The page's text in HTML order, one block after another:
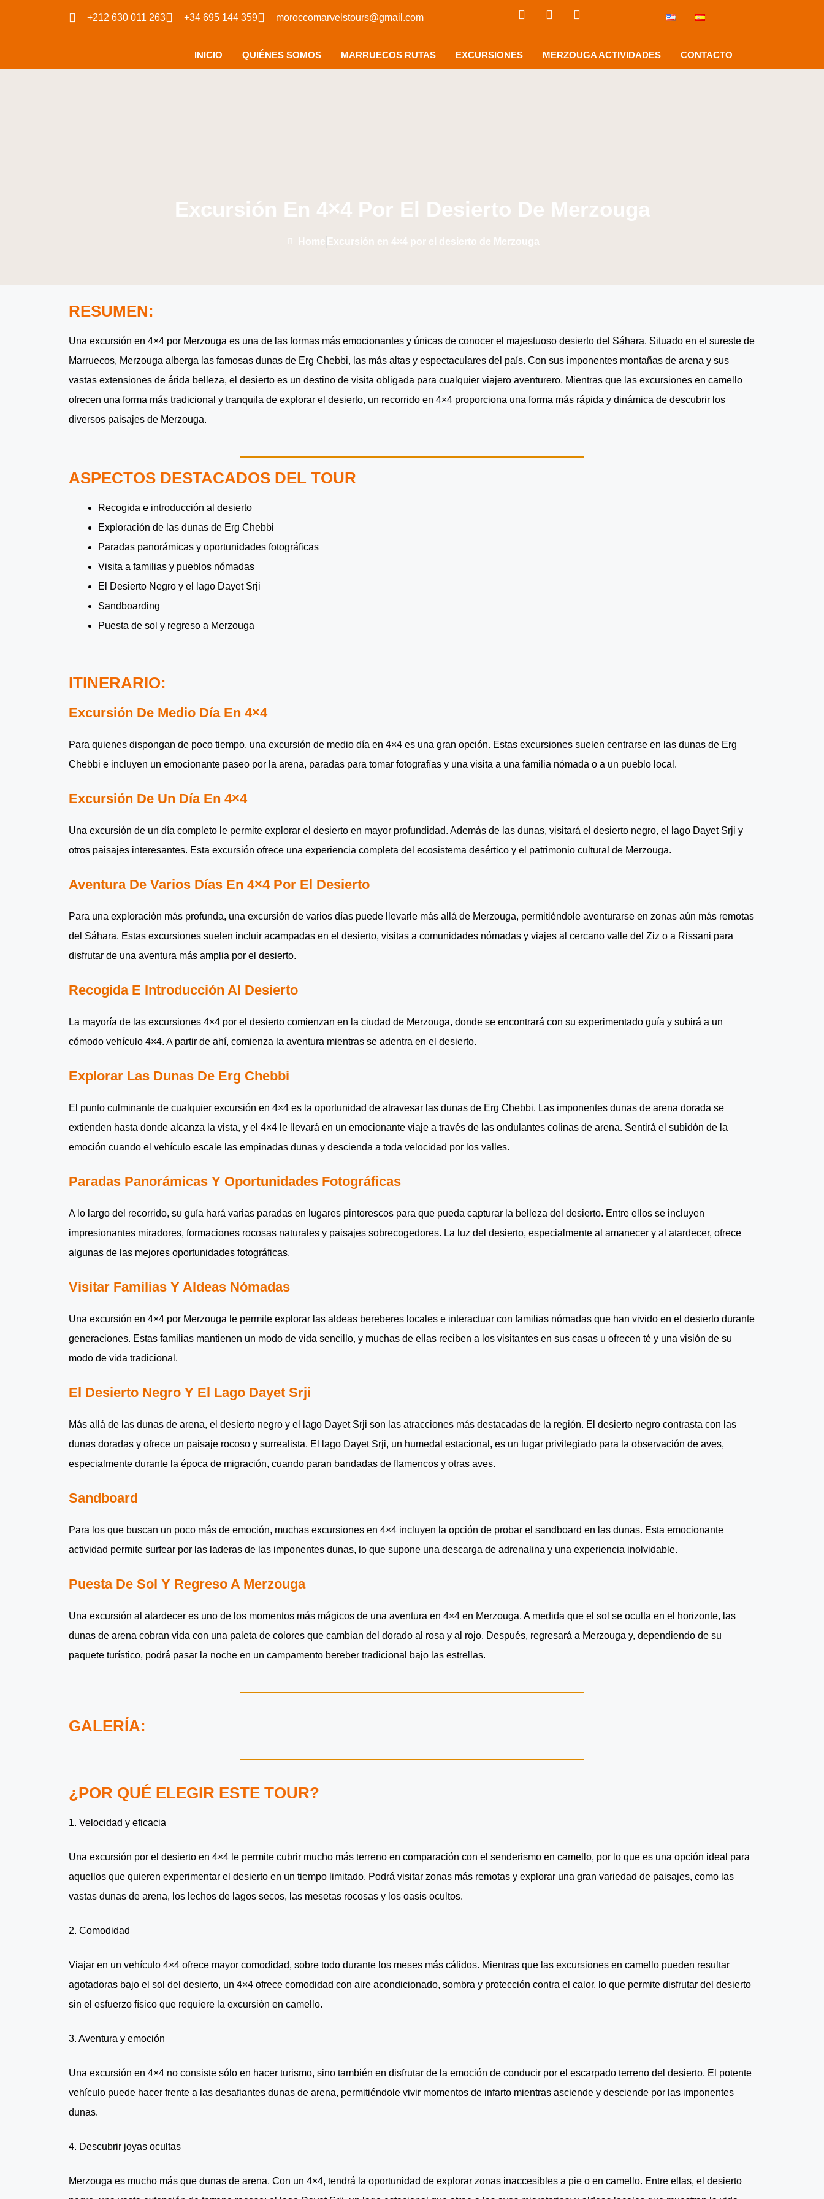
+212 630 011 263 +34 695 144 359 moroccomarvelstours@gmail.com
INICIO QUIÉNES SOMOS MARRUECOS RUTAS EXCURSIONES MERZOUGA ACTIVIDADES CONTACTO
Excursión En 4×4 Por El Desierto De Merzouga
Home Excursión en 4×4 por el desierto de Merzouga
RESUMEN:
Una excursión en 4×4 por Merzouga es una de las formas más emocionantes y únicas de conocer el majestuoso desierto del Sáhara. Situado en el sureste de
Marruecos, Merzouga alberga las famosas dunas de Erg Chebbi, las más altas y espectaculares del país. Con sus imponentes montañas de arena y sus
vastas extensiones de árida belleza, el desierto es un destino de visita obligada para cualquier viajero aventurero. Mientras que las excursiones en camello
ofrecen una forma más tradicional y tranquila de explorar el desierto, un recorrido en 4×4 proporciona una forma más rápida y dinámica de descubrir los
diversos paisajes de Merzouga.
ASPECTOS DESTACADOS DEL TOUR
Recogida e introducción al desierto
Exploración de las dunas de Erg Chebbi
Paradas panorámicas y oportunidades fotográficas
Visita a familias y pueblos nómadas
El Desierto Negro y el lago Dayet Srji
Sandboarding
Puesta de sol y regreso a Merzouga
ITINERARIO:
Excursión De Medio Día En 4×4
Para quienes dispongan de poco tiempo, una excursión de medio día en 4×4 es una gran opción. Estas excursiones suelen centrarse en las dunas de Erg
Chebbi e incluyen un emocionante paseo por la arena, paradas para tomar fotografías y una visita a una familia nómada o a un pueblo local.
Excursión De Un Día En 4×4
Una excursión de un día completo le permite explorar el desierto en mayor profundidad. Además de las dunas, visitará el desierto negro, el lago Dayet Srji y
otros paisajes interesantes. Esta excursión ofrece una experiencia completa del ecosistema desértico y el patrimonio cultural de Merzouga.
Aventura De Varios Días En 4×4 Por El Desierto
Para una exploración más profunda, una excursión de varios días puede llevarle más allá de Merzouga, permitiéndole aventurarse en zonas aún más remotas
del Sáhara. Estas excursiones suelen incluir acampadas en el desierto, visitas a comunidades nómadas y viajes al cercano valle del Ziz o a Rissani para
disfrutar de una aventura más amplia por el desierto.
Recogida E Introducción Al Desierto
La mayoría de las excursiones 4×4 por el desierto comienzan en la ciudad de Merzouga, donde se encontrará con su experimentado guía y subirá a un
cómodo vehículo 4×4. A partir de ahí, comienza la aventura mientras se adentra en el desierto.
Explorar Las Dunas De Erg Chebbi
El punto culminante de cualquier excursión en 4×4 es la oportunidad de atravesar las dunas de Erg Chebbi. Las imponentes dunas de arena dorada se
extienden hasta donde alcanza la vista, y el 4×4 le llevará en un emocionante viaje a través de las ondulantes colinas de arena. Sentirá el subidón de la
emoción cuando el vehículo escale las empinadas dunas y descienda a toda velocidad por los valles.
Paradas Panorámicas Y Oportunidades Fotográficas
A lo largo del recorrido, su guía hará varias paradas en lugares pintorescos para que pueda capturar la belleza del desierto. Entre ellos se incluyen
impresionantes miradores, formaciones rocosas naturales y paisajes sobrecogedores. La luz del desierto, especialmente al amanecer y al atardecer, ofrece
algunas de las mejores oportunidades fotográficas.
Visitar Familias Y Aldeas Nómadas
Una excursión en 4×4 por Merzouga le permite explorar las aldeas bereberes locales e interactuar con familias nómadas que han vivido en el desierto durante
generaciones. Estas familias mantienen un modo de vida sencillo, y muchas de ellas reciben a los visitantes en sus casas u ofrecen té y una visión de su
modo de vida tradicional.
El Desierto Negro Y El Lago Dayet Srji
Más allá de las dunas de arena, el desierto negro y el lago Dayet Srji son las atracciones más destacadas de la región. El desierto negro contrasta con las
dunas doradas y ofrece un paisaje rocoso y surrealista. El lago Dayet Srji, un humedal estacional, es un lugar privilegiado para la observación de aves,
especialmente durante la época de migración, cuando paran bandadas de flamencos y otras aves.
Sandboard
Para los que buscan un poco más de emoción, muchas excursiones en 4×4 incluyen la opción de probar el sandboard en las dunas. Esta emocionante
actividad permite surfear por las laderas de las imponentes dunas, lo que supone una descarga de adrenalina y una experiencia inolvidable.
Puesta De Sol Y Regreso A Merzouga
Una excursión al atardecer es uno de los momentos más mágicos de una aventura en 4×4 en Merzouga. A medida que el sol se oculta en el horizonte, las
dunas de arena cobran vida con una paleta de colores que cambian del dorado al rosa y al rojo. Después, regresará a Merzouga y, dependiendo de su
paquete turístico, podrá pasar la noche en un campamento bereber tradicional bajo las estrellas.
GALERÍA:
¿POR QUÉ ELEGIR ESTE TOUR?
1. Velocidad y eficacia
Una excursión por el desierto en 4×4 le permite cubrir mucho más terreno en comparación con el senderismo en camello, por lo que es una opción ideal para
aquellos que quieren experimentar el desierto en un tiempo limitado. Podrá visitar zonas más remotas y explorar una gran variedad de paisajes, como las
vastas dunas de arena, los lechos de lagos secos, las mesetas rocosas y los oasis ocultos.
2. Comodidad
Viajar en un vehículo 4×4 ofrece mayor comodidad, sobre todo durante los meses más cálidos. Mientras que las excursiones en camello pueden resultar
agotadoras bajo el sol del desierto, un 4×4 ofrece comodidad con aire acondicionado, sombra y protección contra el calor, lo que permite disfrutar del desierto
sin el esfuerzo físico que requiere la excursión en camello.
3. Aventura y emoción
Una excursión en 4×4 no consiste sólo en hacer turismo, sino también en disfrutar de la emoción de conducir por el escarpado terreno del desierto. El potente
vehículo puede hacer frente a las desafiantes dunas de arena, permitiéndole vivir momentos de infarto mientras asciende y desciende por las imponentes
dunas.
4. Descubrir joyas ocultas
Merzouga es mucho más que dunas de arena. Con un 4×4, tendrá la oportunidad de explorar zonas inaccesibles a pie o en camello. Entre ellas, el desierto